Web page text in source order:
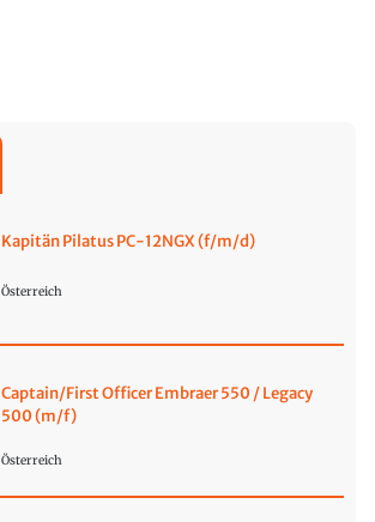
Kapitän Pilatus PC-12NGX (f/m/d)
Österreich
Captain/First Officer Embraer 550 / Legacy
500 (m/f)
Österreich